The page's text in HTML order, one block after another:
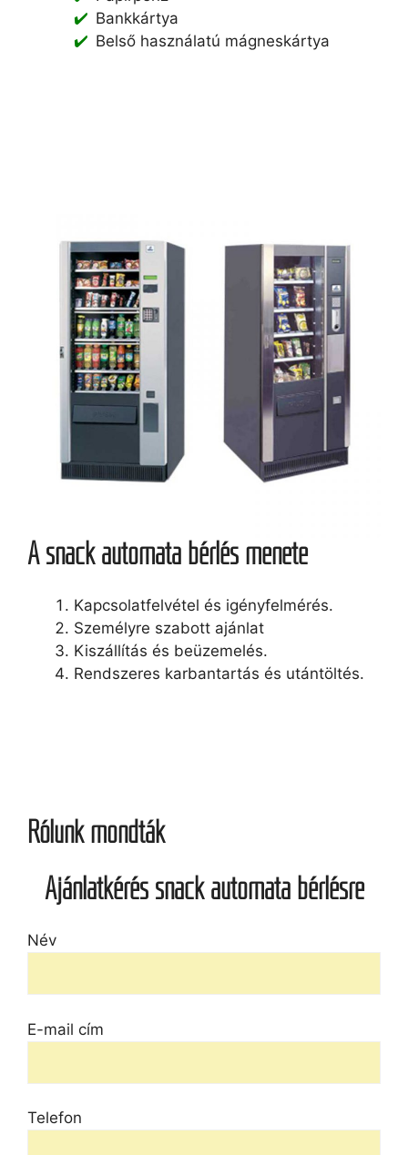
Bankkártya
Belső használatú mágneskártya
A snack automata bérlés menete
Kapcsolatfelvétel és igényfelmérés.
Személyre szabott ajánlat
Kiszállítás és beüzemelés.
Rendszeres karbantartás és utántöltés.
Rólunk mondták
Ajánlatkérés snack automata bérlésre
Név
E-mail cím
Telefon